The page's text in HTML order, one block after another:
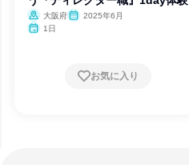
大阪府
2025年6月
1日
お気に入り